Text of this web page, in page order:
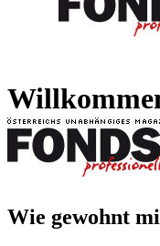
Wie gewohnt